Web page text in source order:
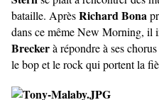
bataille. AprèsRichard Bona
dans ce même New Morning, il
Breckerà répondre à ses
le bop et le rock qui portent la